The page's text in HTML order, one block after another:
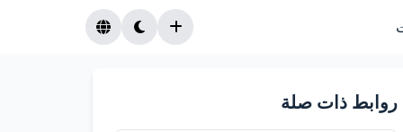
روابط ذات صلة